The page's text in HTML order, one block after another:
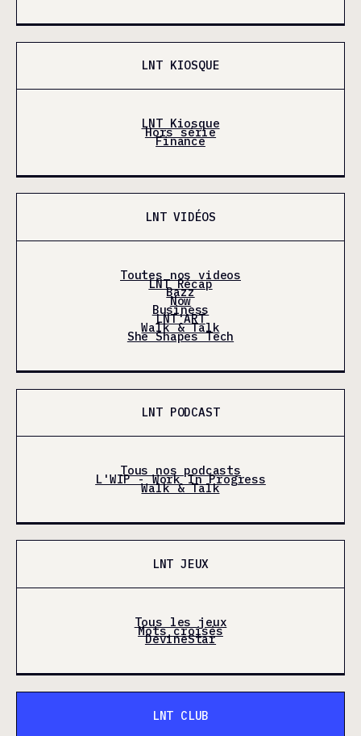
LNT KIOSQUE
LNT Kiosque
Hors série
Finance
LNT VIDÉOS
Toutes nos videos
LNT Récap
Bazz
Now
Business
LNT'ART
Walk & Talk
She Shapes Tech
LNT PODCAST
Tous nos podcasts
L'WIP - Work In Progress
Walk & Talk
LNT JEUX
Tous les jeux
Mots croisés
DevineStar
LNT CLUB